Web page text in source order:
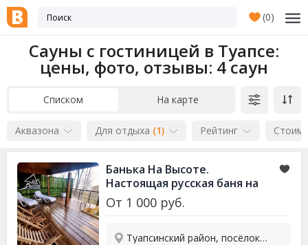
(0)
Сауны с гостиницей в Туапсе:
цены, фото, отзывы: 4 саун
Списком На карте
Аквазона Для отдыха (1) Рейтинг
Банька На Высоте.
Настоящая русская баня на
дровах
От 1 000 руб.
Туапсинский район, посёлок Южный, кемпинг На Высоте